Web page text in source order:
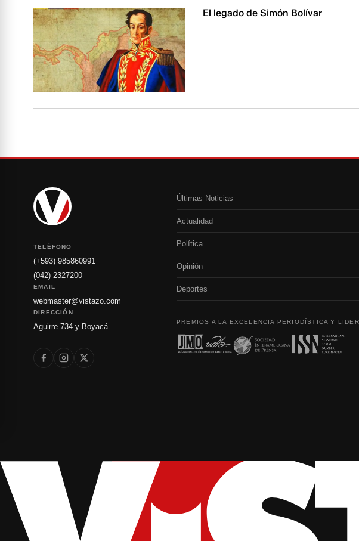
El legado de Simón Bolívar
TELÉFONO
(+593) 985860991
(042) 2327200
EMAIL
webmaster@vistazo.com
DIRECCIÓN
Aguirre 734 y Boyacá
Últimas Noticias
Actualidad
Política
Opinión
Deportes
PREMIOS A LA EXCELENCIA PERIODÍSTICA Y